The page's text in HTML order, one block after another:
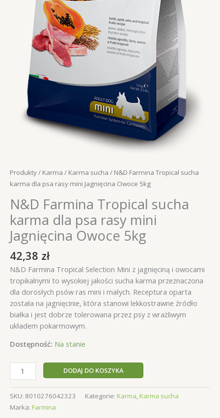
Produkty/ Karma / Karma sucha / N&D Farmina Tropical sucha
karma dla psa rasy mini Jagnięcina Owoce 5kg
N&D Farmina Tropical sucha
karma dla psa rasy mini
Jagnięcina Owoce 5kg
42,38 zł
N&D Farmina Tropical Selection Mini z jagnięciną i owocami
tropikalnymi to wysokiej jakości sucha karma przeznaczona
dla dorosłych psów ras mini i małych. Receptura oparta
została na jagnięcinie, która stanowi lekkostrawne źródło
białka i jest dobrze tolerowana przez psy z wrażliwym
układem pokarmowym.
Dostępność: Na stanie
ilość
N&D
Farmina
Tropical
sucha
DODAJ DO KOSZYKA
SKU: 8010276042323 Kategorie: Karma,Karma sucha
Marka: Farmina